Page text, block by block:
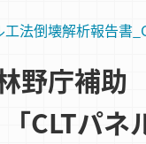
⼯法倒壊解析報告書
野庁補助
CLTパ